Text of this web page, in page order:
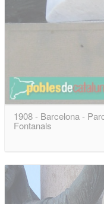
1908 - Barcelona -
Fontanals